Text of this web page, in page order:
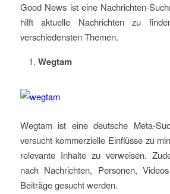
Good News ist eine Nachrichten-
hilft aktuelle Nachrichten zu
verschiedensten Themen.
Wegtam
Wegtam ist eine deutsche Meta-
versucht kommerzielle Einflüsse zu
relevante Inhalte zu verweisen.
nach Nachrichten, Personen,
Beiträge gesucht werden.